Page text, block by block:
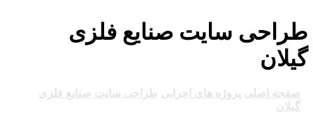
طراحی سایت صنایع فلزی
گیلان
صفحه اصلی پروژه های اجرایی طراحی سایت صنایع فلزی
گیلان